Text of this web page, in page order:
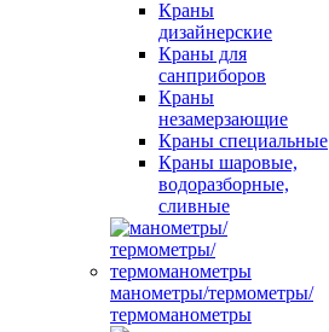
Краны
дизайнерские
Краны для
санприборов
Краны
незамерзающие
Краны специальные
Краны шаровые,
водоразборные,
сливные
манометры/термометры/
термоманометры